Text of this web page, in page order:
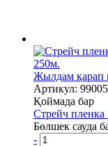
Жылдам қарап
Артикул:
Қоймада бар
Стрейч
Бөлшек сауда
-